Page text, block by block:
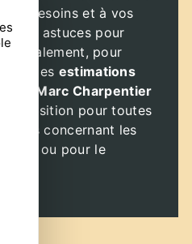
vos besoins et à vos
des astuces pour
également, pour
des estimations
Marc Charpentier
disposition pour toutes
concernant les
ou pour le